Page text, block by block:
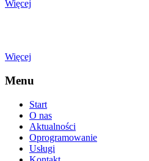
Więcej
Więcej
Menu
Start
O nas
Aktualności
Oprogramowanie
Usługi